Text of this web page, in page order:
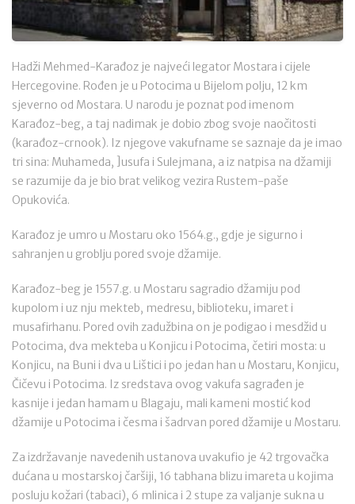
Hadži Mehmed-Karađoz je najveći legator Mostara i cijele
Hercegovine. Rođen je u Potocima u Bijelom polju, 12 km
sjeverno od Mostara. U narodu je poznat pod imenom
Karađoz-beg, a taj nadimak je dobio zbog svoje naočitosti
(karađoz-crnook). Iz njegove vakufname se saznaje da je imao
tri sina: Muhameda, ]usufa i Sulejmana, a iz natpisa na džamiji
se razumije da je bio brat velikog vezira Rustem-paše
Opukovića.
Karađoz je umro u Mostaru oko 1564.g., gdje je sigurno i
sahranjen u groblju pored svoje džamije.
Karađoz-beg je 1557.g. u Mostaru sagradio džamiju pod
kupolom i uz nju mekteb, medresu, biblioteku, imaret i
musafirhanu. Pored ovih zadužbina on je podigao i mesdžid u
Potocima, dva mekteba u Konjicu i Potocima, četiri mosta: u
Konjicu, na Buni i dva u Lištici i po jedan han u Mostaru, Konjicu,
Čičevu i Potocima. Iz sredstava ovog vakufa sagrađen je
kasnije i jedan hamam u Blagaju, mali kameni mostić kod
džamije u Potocima i česma i šadrvan pored džamije u Mostaru.
Za izdržavanje navedenih ustanova uvakufio je 42 trgovačka
dućana u mostarskoj čaršiji, 16 tabhana blizu imareta u kojima
posluju kožari (tabaci), 6 mlinica i 2 stupe za valjanje sukna u